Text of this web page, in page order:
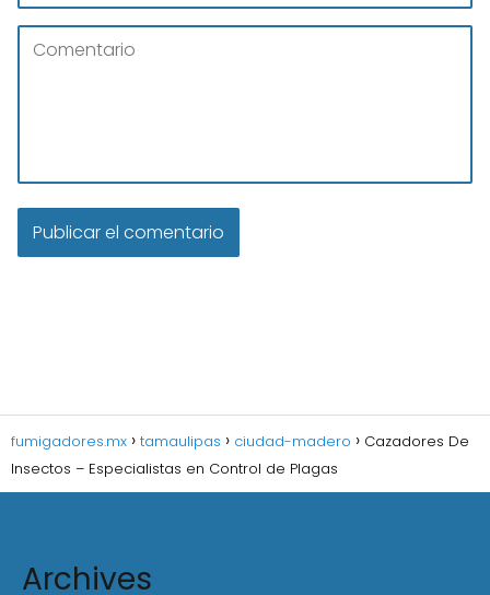
fumigadores.mx tamaulipas ciudad-madero
Cazadores De
Insectos – Especialistas en Control de Plagas
Archives